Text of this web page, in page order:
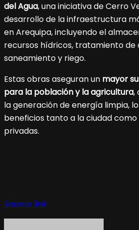
del Agua, una iniciativa de Cerro
desarrollo de la infraestructura
en Arequipa, incluyendo el
recursos hídricos, tratamiento de
saneamiento y riego.
Estas obras aseguran un mayor
para la población y la agricultura,
la generación de energía limpia,
beneficios tanto a la ciudad
privadas.
Source link